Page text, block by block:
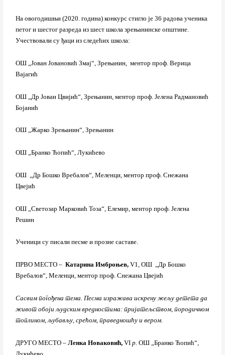
На овогодишњи (2020. година) конкурс стигло је 36 радова ученика
петог и шестог разреда из шест школа зрењанинске општине.
Учествовали су ђаци из следећих школа:
ОШ „Јован Јовановић Змај“, Зрењанин, ментор проф. Верица
Вајагић
ОШ „Др Јован Цвијић“, Зрењанин, ментор проф. Јелена Радмановић
Бојанић
ОШ „Жарко Зрењанин“, Зрењанин
ОШ „Бранко Ћопић“, Лукићево
ОШ „Др Бошко Вребалов“, Меленци, ментор проф. Снежана
Цвејић
ОШ „Светозар Марковић Тоза“, Елемир, ментор проф. Јелена
Решин
Ученици су писали песме и прозне саставе.
ПРВО МЕСТО –Катарина Имброњев,V1, ОШ „Др Бошко
Вребалов“, Меленци, ментор проф. Снежана Цвејић
Сасвим погођена тема. Песма изражава искрену жељу детета да
живот обоји људским вредностима: пријатељством, породичном
топлином, љубављу, срећом, праведношћу и вером.
ДРУГО МЕСТО –Ленка Новаковић,VIp.ОШ „Бранко Ћопић“,